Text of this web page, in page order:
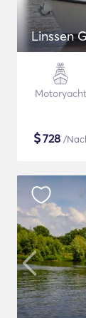
Linssen
Motoryacht
$728 /